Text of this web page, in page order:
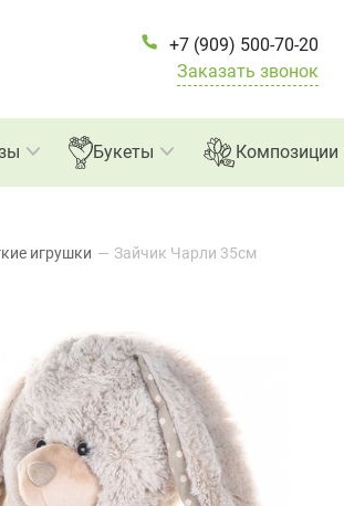
+7 (909) 500-70-20
Заказать звонок
Букеты Композиции
игрушки — Зайчик Чарли 35см